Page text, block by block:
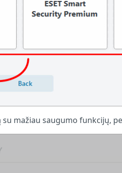
su mažiau saugumo funkcijų,